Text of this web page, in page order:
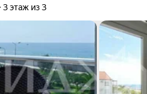
3 этаж из 3